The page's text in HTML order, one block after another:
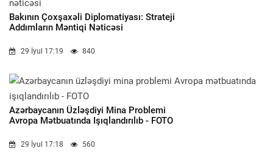
Bakının Çoxşaxəli Diplomatiyası: Strateji
Addımların Məntiqi Nəticəsi
29 İyul 17:19 840
Azərbaycanın Üzləşdiyi Mina Problemi
Avropa Mətbuatında Işıqlandırılıb - FOTO
29 İyul 17:18 560